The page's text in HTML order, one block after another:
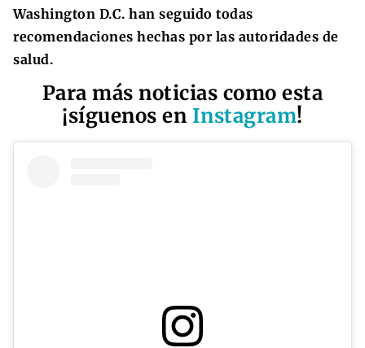
Washington D.C. han seguido todas
recomendaciones hechas por las autoridades de
salud.
Para más noticias como esta
¡síguenos en Instagram!